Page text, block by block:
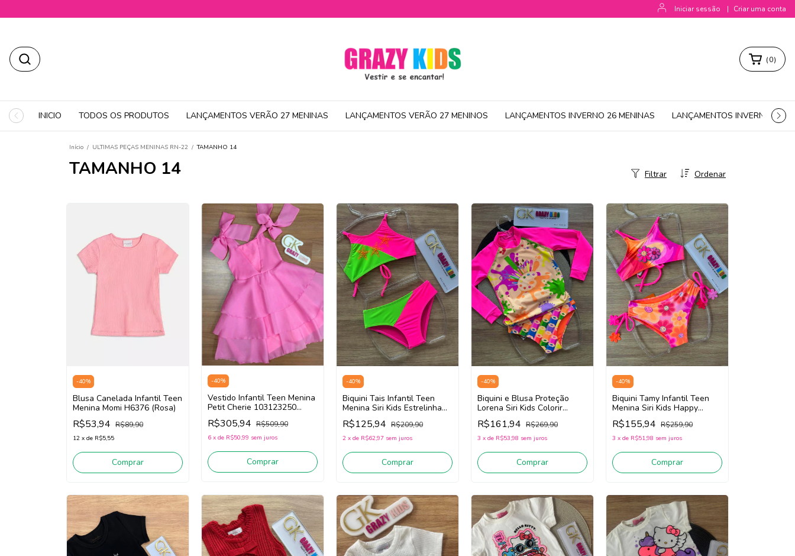
Iniciar sessão | Criar uma conta
(0)
INICIO TODOS OS PRODUTOS LANÇAMENTOS VERÃO 27 MENINAS LANÇAMENTOS VERÃO 27 MENINOS LANÇAMENTOS INVERNO 26 MENINAS LANÇAMENTOS INVERNO 26
Início / ULTIMAS PEÇAS MENINAS RN-22 / TAMANHO 14
TAMANHO 14 Ordenar
Filtrar
-40%
Blusa Canelada Infantil Teen
Menina Momi H6376 (Rosa)
R$53,94 R$89,90
12 x de R$5,55
Comprar
-40%
Vestido Infantil Teen Menina
Petit Cherie 103123250
(Rosa)
R$305,94 R$509,90
6 x de R$50,99 sem juros
Comprar
-40%
Biquini Tais Infantil Teen
Menina Siri Kids Estrelinha
40182 (Verde/Rosa)
R$125,94 R$209,90
2 x de R$62,97 sem juros
Comprar
-40%
Biquini e Blusa Proteção
Lorena Siri Kids Colorir
40267 (Rosa/Laranja)
R$161,94 R$269,90
3 x de R$53,98 sem juros
Comprar
-40%
Biquini Tamy Infantil Teen
Menina Siri Kids Happy
Flower 40032 (Rosa/Laranja)
R$155,94 R$259,90
3 x de R$51,98 sem juros
Comprar